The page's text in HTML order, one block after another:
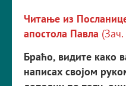
Читање из
апостола Павла
Браћо, видите како в
написах својом ру